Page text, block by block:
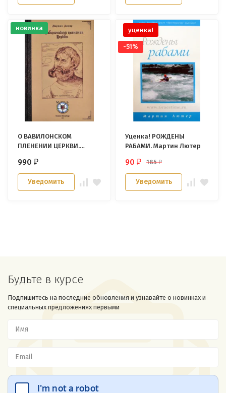
новинка
О ВАВИЛОНСКОМ
ПЛЕНЕНИИ ЦЕРКВИ.
990₽
Уведомить
уценка!
-51%
Уценка! РОЖДЕНЫ
РАБАМИ. Мартин Лютер
90₽ 185₽
Уведомить
Будьте в курсе
Подпишитесь на последние обновления и узнавайте о новинках и
специальных предложениях первыми